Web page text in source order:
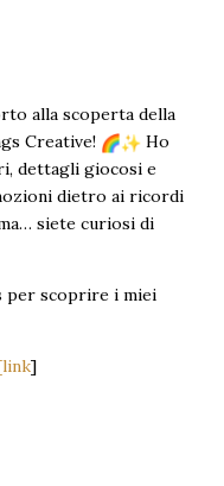
alla scoperta della
Creative!
Ho
dettagli giocosi e
dietro ai ricordi
siete curiosi di
per scoprire i miei
]